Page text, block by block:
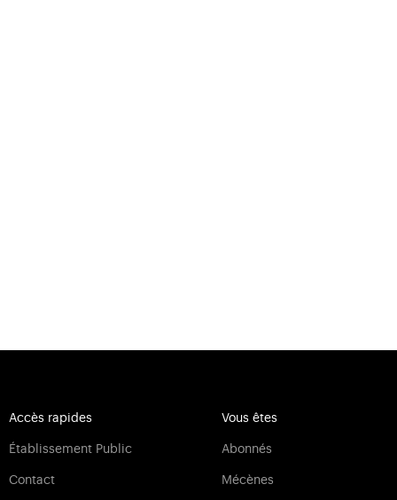
Accès rapides
Établissement Public
Contact
Vous êtes
Abonnés
Mécènes